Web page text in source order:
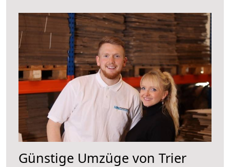
Günstige Umzüge von Trier